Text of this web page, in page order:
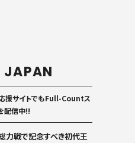
JAPAN
応援サイトでもFull-Countス
配信中!!
力戦で記念すべき初代王